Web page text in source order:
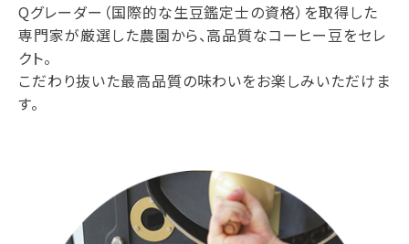
Qグレーダー（国際的な生豆鑑定士の資格）を取得した
専門家が厳選した農園から、高品質なコーヒー豆をセレ
クト。
こだわり抜いた最高品質の味わいをお楽しみいただけま
す。